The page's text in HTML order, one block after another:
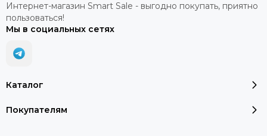
Каталог
Покупателям
Интернет-магазин Smart Sale - выгодно покупать, приятно
пользоваться!
Мы в социальных сетях